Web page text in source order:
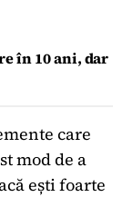
în 10 ani, dar
care
mod de a
ești foarte